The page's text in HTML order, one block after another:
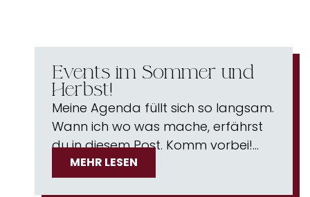
Events im Sommer und
Herbst!
Meine Agenda füllt sich so langsam.
Wann ich wo was mache, erfährst
du in diesem Post. Komm vorbei!…
MEHR LESEN